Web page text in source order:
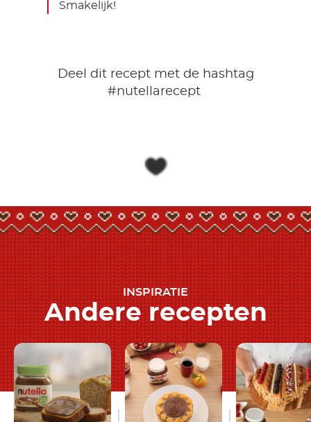
Smakelijk!
Deel dit recept met de hashtag
#nutellarecept
INSPIRATIE
Andere recepten